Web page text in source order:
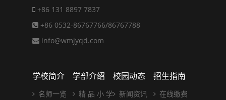
+86 131 8897 7837
+86 0532-86767766/86767788
info@wmjyqd.com
学校简介
名师一览
学部介绍
精 品 小 学
校园动态
新闻资讯
招生指南
在线缴费